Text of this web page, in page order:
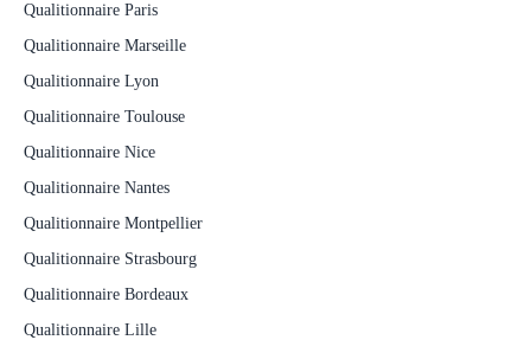
Qualitionnaire Paris
Qualitionnaire Marseille
Qualitionnaire Lyon
Qualitionnaire Toulouse
Qualitionnaire Nice
Qualitionnaire Nantes
Qualitionnaire Montpellier
Qualitionnaire Strasbourg
Qualitionnaire Bordeaux
Qualitionnaire Lille